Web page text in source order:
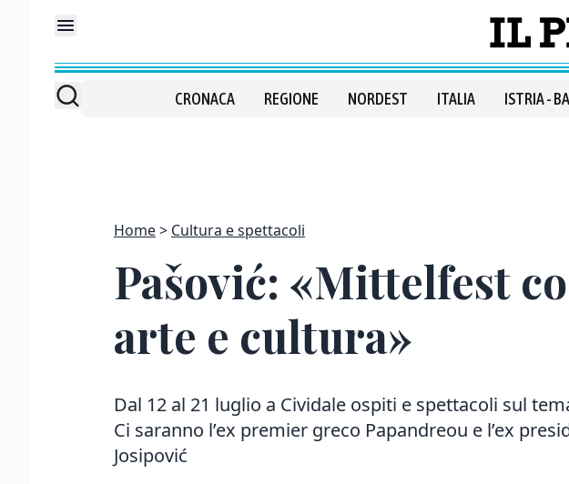
CRONACA REGIONE NORDEST ITALIA ISTRIA -
Home Cultura e spettacoli
Pašović: «Mittelfest
arte e cultura»
Dal 12 al 21 luglio a Cividale ospiti e spettacoli sul
Ci saranno l’ex premier greco Papandreou e l’ex
Josipović